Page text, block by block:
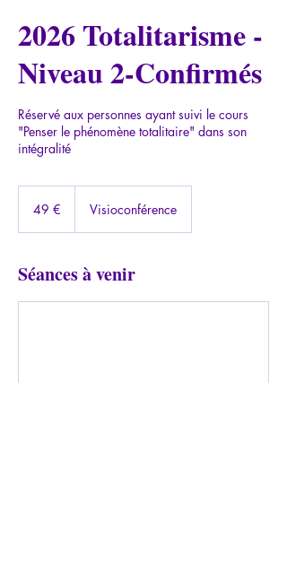
2026 Totalitarisme -
Niveau 2-Confirmés
Réservé aux personnes ayant suivi le cours
"Penser le phénomène totalitaire" dans son
intégralité
49 € Visioconférence
Séances à venir